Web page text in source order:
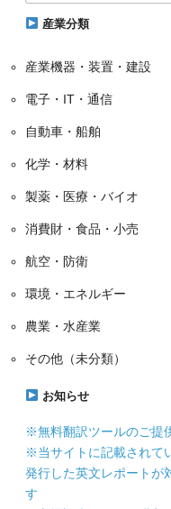
産業分類
産業機器・装置・建設
電子・IT・通信
自動車・船舶
化学・材料
製薬・医療・バイオ
消費財・食品・小売
航空・防衛
環境・エネルギー
農業・水産業
その他（未分類）
お知らせ
※無料翻訳ツールのご提
※当サイトに記載されて
発行した英文レポートが
す